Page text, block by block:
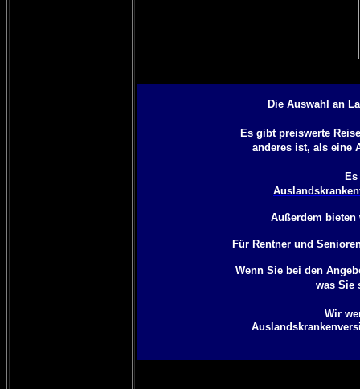
Die Auswahl an
Es gibt preiswerte
anderes ist, als eine
Außerdem
Für Rentner und
Wenn Sie bei den
was Sie
Wir